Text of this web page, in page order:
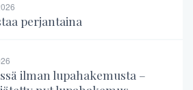
perjantaina
ilman lupahakemusta –